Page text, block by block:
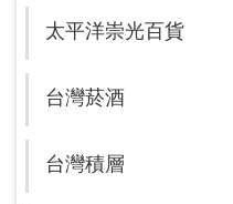
太平洋崇光百貨
台灣菸酒
台灣積層